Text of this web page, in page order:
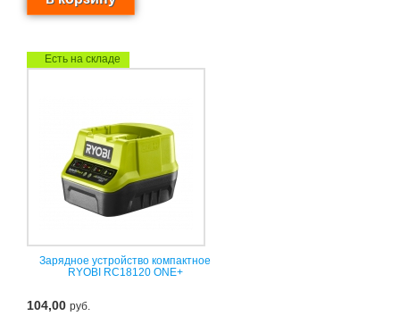
Есть на складе
Зарядное устройство компактное
RYOBI RC18120 ONE+
104,00 руб.